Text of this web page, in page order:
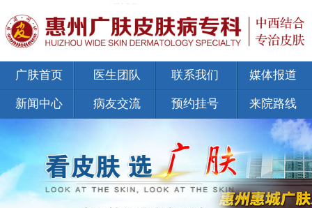
广肤首页 医生团队 联系我们 媒体报道
新闻中心 病友交流 预约挂号 来院路线